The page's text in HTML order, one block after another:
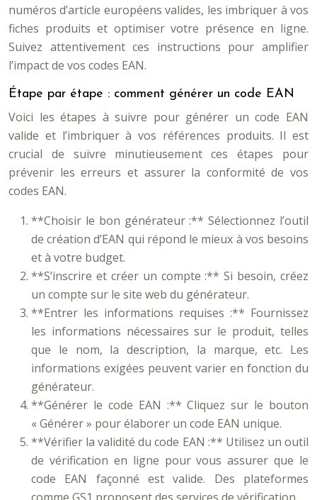
numéros d’article européens valides, les imbriquer à vos
fiches produits et optimiser votre présence en ligne.
Suivez attentivement ces instructions pour amplifier
l’impact de vos codes EAN.
Étape par étape : comment générer un code EAN
Voici les étapes à suivre pour générer un code EAN
valide et l’imbriquer à vos références produits. Il est
crucial de suivre minutieusement ces étapes pour
prévenir les erreurs et assurer la conformité de vos
codes EAN.
**Choisir le bon générateur :** Sélectionnez l’outil
de création d’EAN qui répond le mieux à vos besoins
et à votre budget.
**S’inscrire et créer un compte :** Si besoin, créez
un compte sur le site web du générateur.
**Entrer les informations requises :** Fournissez
les informations nécessaires sur le produit, telles
que le nom, la description, la marque, etc. Les
informations exigées peuvent varier en fonction du
générateur.
**Générer le code EAN :** Cliquez sur le bouton
« Générer » pour élaborer un code EAN unique.
**Vérifier la validité du code EAN :** Utilisez un outil
de vérification en ligne pour vous assurer que le
code EAN façonné est valide. Des plateformes